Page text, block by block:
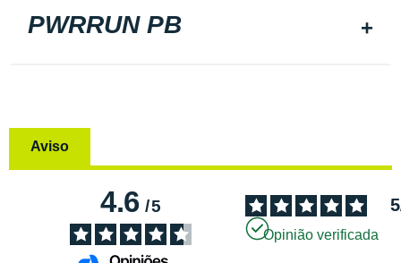
PWRRUN PB
Aviso
4.6/5 5
Opinião verificada